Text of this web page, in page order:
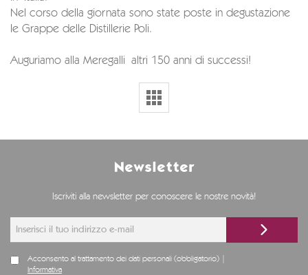
Nel corso della giornata sono state poste in degustazione
Ie Grappe delle Distillerie Poli.
Auguriamo alla Meregalli altri 150 anni di successi!
Newsletter
Iscriviti alla newsletter per conoscere le nostre novità!
Acconsento al trattamento dei dati personali (obbligatorio) |
Informativa